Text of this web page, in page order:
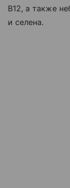
B12, а также
и селена.